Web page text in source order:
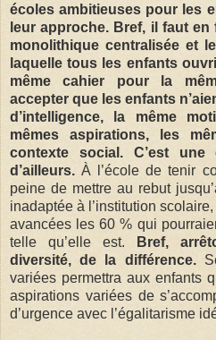
écoles ambitieuses pour les
leur approche. Bref, il faut
monolithique centralisée et
laquelle tous les enfants
même cahier pour la
accepter que les enfants
d’intelligence, la même
mêmes aspirations, les
contexte social. C’est
d’ailleurs. À l’école de tenir
peine de mettre au rebut
inadaptée à l’institution
avancées les 60 % qui
telle qu’elle est.
Bref,
diversité, de la différence.
variées permettra aux enfants
aspirations variées de
d’urgence avec l’égalitarisme